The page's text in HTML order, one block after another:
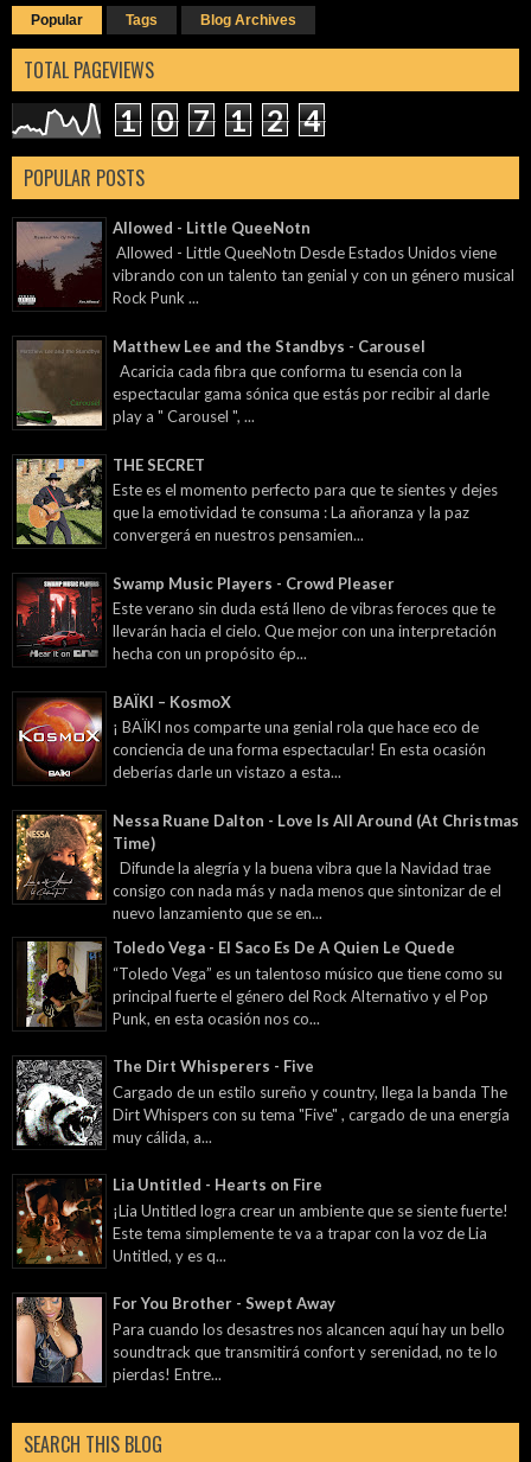
Popular Tags Blog Archives
TOTAL PAGEVIEWS
1 0 7 1 2 4
POPULAR POSTS
Allowed - Little QueeNotn
Allowed - Little QueeNotn Desde Estados Unidos viene
vibrando con un talento tan genial y con un género musical
Rock Punk ...
Matthew Lee and the Standbys - Carousel
Acaricia cada fibra que conforma tu esencia con la
espectacular gama sónica que estás por recibir al darle
play a " Carousel ", ...
THE SECRET
Este es el momento perfecto para que te sientes y dejes
que la emotividad te consuma : La añoranza y la paz
convergerá en nuestros pensamien...
Swamp Music Players - Crowd Pleaser
Este verano sin duda está lleno de vibras feroces que te
llevarán hacia el cielo. Que mejor con una interpretación
hecha con un propósito ép...
BAÏKI – KosmoX
¡ BAÏKI nos comparte una genial rola que hace eco de
conciencia de una forma espectacular! En esta ocasión
deberías darle un vistazo a esta...
Nessa Ruane Dalton - Love Is All Around (At Christmas
Time)
Difunde la alegría y la buena vibra que la Navidad trae
consigo con nada más y nada menos que sintonizar de el
nuevo lanzamiento que se en...
Toledo Vega - El Saco Es De A Quien Le Quede
“Toledo Vega” es un talentoso músico que tiene como su
principal fuerte el género del Rock Alternativo y el Pop
Punk, en esta ocasión nos co...
The Dirt Whisperers - Five
Cargado de un estilo sureño y country, llega la banda The
Dirt Whispers con su tema "Five" , cargado de una energía
muy cálida, a...
Lia Untitled - Hearts on Fire
¡Lia Untitled logra crear un ambiente que se siente fuerte!
Este tema simplemente te va a trapar con la voz de Lia
Untitled, y es q...
For You Brother - Swept Away
Para cuando los desastres nos alcancen aquí hay un bello
soundtrack que transmitirá confort y serenidad, no te lo
pierdas! Entre...
SEARCH THIS BLOG